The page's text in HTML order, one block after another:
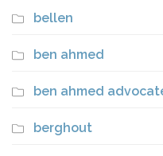
bellen
ben ahmed
ben ahmed
berghout